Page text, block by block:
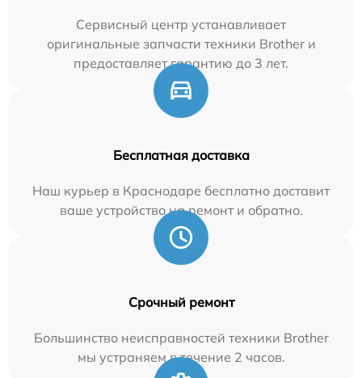
Сервисный центр устанавливает
оригинальные запчасти техники Brother и
предоставляет гарантию до 3 лет.
Бесплатная доставка
Наш курьер в Краснодаре бесплатно доставит
ваше устройство на ремонт и обратно.
Срочный ремонт
Большинство неисправностей техники Brother
мы устраняем в течение 2 часов.